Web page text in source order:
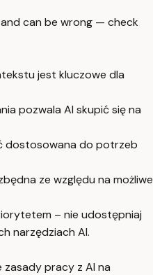
can be wrong — check
jest kluczowe dla
pozwala AI skupić się na
dostosowana do potrzeb
ze względu na możliwe
– nie udostępniaj
narzędziach AI.
pracy z AI na